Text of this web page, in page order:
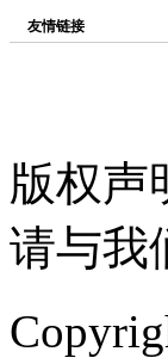
友情链接
版权声
请与我